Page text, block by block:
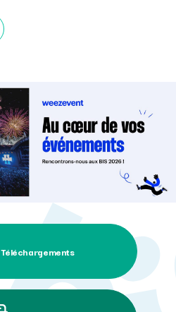
Téléchargements